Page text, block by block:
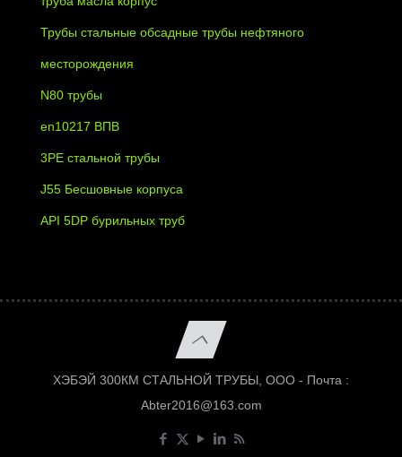
Трубы стальные обсадные трубы нефтяного
месторождения
N80 трубы
en10217 ВПВ
3PE стальной трубы
J55 Бесшовные корпуса
API 5DP бурильных труб
ХЭБЭЙ 300КМ СТАЛЬНОЙ ТРУБЫ, ООО - Почта :
Abter2016@163.com